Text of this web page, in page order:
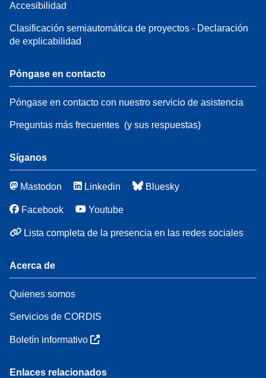
Accesibilidad
Clasificación semiautomática de proyectos - Declaración
de explicabilidad
Póngase en contacto
Póngase en contacto con nuestro servicio de asistencia
Preguntas más frecuentes (y sus respuestas)
Síganos
Mastodon Linkedin Bluesky
Facebook Youtube
Lista completa de la presencia en las redes sociales
Acerca de
Quienes somos
Servicios de CORDIS
Boletín informativo
Enlaces relacionados